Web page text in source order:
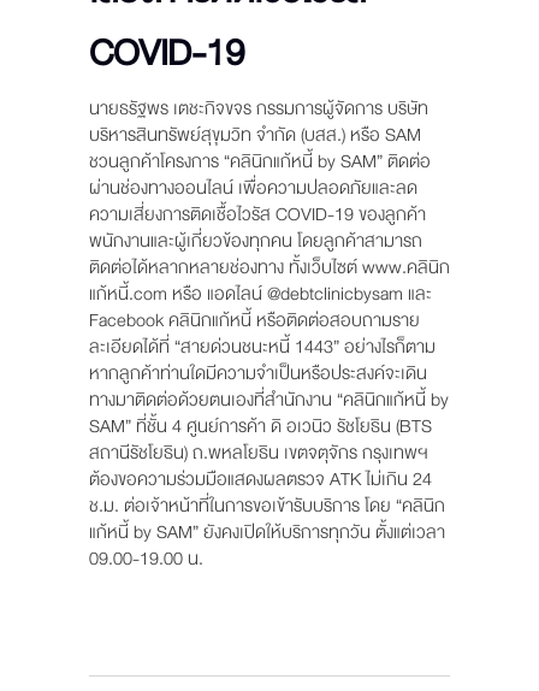
COVID-19
นายธรัฐพร เตชะกิจขจร กรรมการผู้จัดการ บริษัท
บริหารสินทรัพย์สุขุมวิท จำกัด (บสส.) หรือ SAM
ชวนลูกค้าโครงการ “คลินิกแก้หนี้ by SAM” ติดต่อ
ผ่านช่องทางออนไลน์ เพื่อความปลอดภัยและลด
ความเสี่ยงการติดเชื้อไวรัส COVID-19 ของลูกค้า
พนักงานและผู้เกี่ยวข้องทุกคน โดยลูกค้าสามารถ
ติดต่อได้หลากหลายช่องทาง ทั้งเว็บไซต์ www.คลินิก
แก้หนี้.com หรือ แอดไลน์ @debtclinicbysam และ
Facebook คลินิกแก้หนี้ หรือติดต่อสอบถามราย
ละเอียดได้ที่ “สายด่วนชนะหนี้ 1443” อย่างไรก็ตาม
หากลูกค้าท่านใดมีความจำเป็นหรือประสงค์จะเดิน
ทางมาติดต่อด้วยตนเองที่สำนักงาน “คลินิกแก้หนี้ by
SAM” ที่ชั้น 4 ศูนย์การค้า ดิ อเวนิว รัชโยธิน (BTS
สถานีรัชโยธิน) ถ.พหลโยธิน เขตจตุจักร กรุงเทพฯ
ต้องขอความร่วมมือแสดงผลตรวจ ATK ไม่เกิน 24
ช.ม. ต่อเจ้าหน้าที่ในการขอเข้ารับบริการ โดย “คลินิก
แก้หนี้ by SAM” ยังคงเปิดให้บริการทุกวัน ตั้งแต่เวลา
09.00-19.00 น.